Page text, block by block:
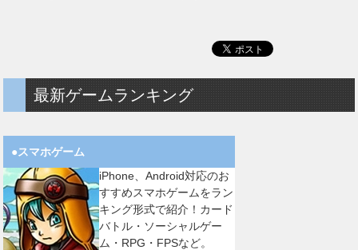
最新ゲームランキング
●スマホゲーム
iPhone、Android対応のお
すすめスマホゲームをラン
キング形式で紹介！カード
バトル・ソーシャルゲー
ム・RPG・FPSなど。